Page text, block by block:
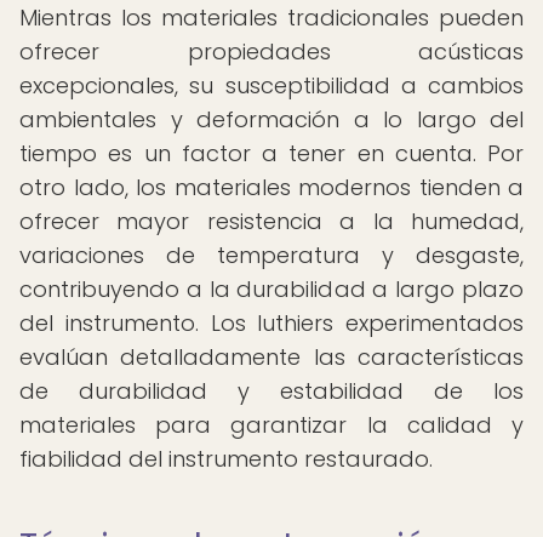
Mientras los materiales tradicionales pueden
ofrecer propiedades acústicas
excepcionales, su susceptibilidad a cambios
ambientales y deformación a lo largo del
tiempo es un factor a tener en cuenta. Por
otro lado, los materiales modernos tienden a
ofrecer mayor resistencia a la humedad,
variaciones de temperatura y desgaste,
contribuyendo a la durabilidad a largo plazo
del instrumento. Los luthiers experimentados
evalúan detalladamente las características
de durabilidad y estabilidad de los
materiales para garantizar la calidad y
fiabilidad del instrumento restaurado.